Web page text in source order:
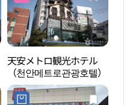
天安メトロ観光ホテル
（천안메트로관광호텔）